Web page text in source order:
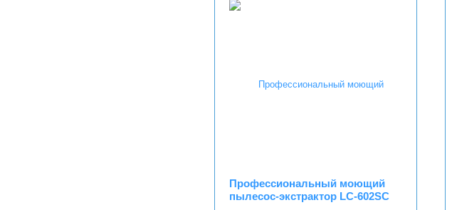
Профессиональный моющий
пылесос-экстрактор LC-602SC